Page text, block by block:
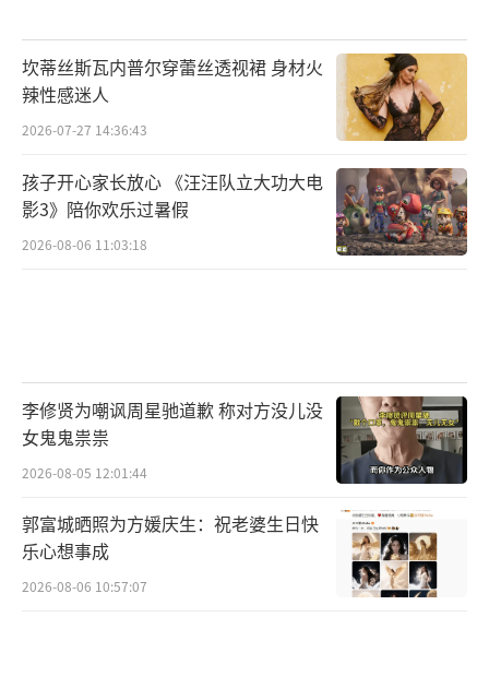
坎蒂丝斯瓦内普尔穿蕾丝透视裙 身材火
辣性感迷人
2026-07-27 14:36:43
孩子开心家长放心 《汪汪队立大功大电
影3》陪你欢乐过暑假
2026-08-06 11:03:18
李修贤为嘲讽周星驰道歉 称对方没儿没
女鬼鬼祟祟
2026-08-05 12:01:44
郭富城晒照为方媛庆生：祝老婆生日快
乐心想事成
2026-08-06 10:57:07